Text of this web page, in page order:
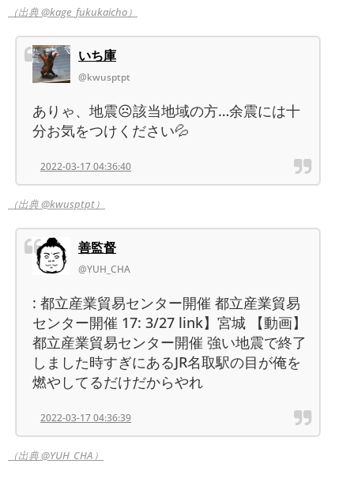
（出典 @kage_fukukaicho）
いち庫
@kwusptpt
ありゃ、地震☹️該当地域の方…余震には十
分お気をつけください💦
2022-03-17 04:36:40
（出典 @kwusptpt）
善監督
@YUH_CHA
: 都立産業貿易センター開催 都立産業貿易
センター開催 17: 3/27 link】宮城 【動画】
都立産業貿易センター開催 強い地震で終了
しました時すぎにあるJR名取駅の目が俺を
燃やしてるだけだからやれ
2022-03-17 04:36:39
（出典 @YUH_CHA）